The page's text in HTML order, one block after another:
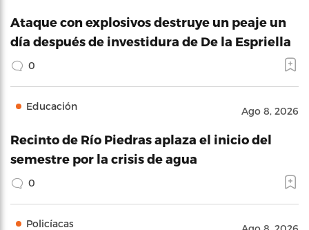
Ataque con explosivos destruye un peaje un
día después de investidura de De la Espriella
0
Educación Ago 8, 2026
Recinto de Río Piedras aplaza el inicio del
semestre por la crisis de agua
0
Policíacas